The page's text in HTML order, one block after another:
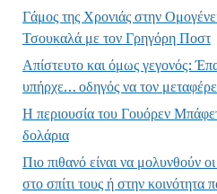
Γάμος της Χρονιάς στην
Τσουκαλά με τον Γρηγόρη Ποστ
Απίστευτο και όμως γεγονός:
υπήρχε… οδηγός να τον
Η περιουσία του Γουόρεν
δολάρια
Πιο πιθανό είναι να μολυνθούν
στο σπίτι τους ή στην κοινότητα